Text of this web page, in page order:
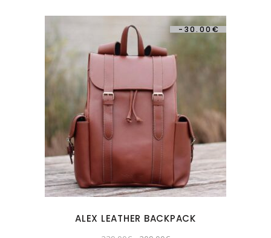
-30.00€
ALEX LEATHER BACKPACK